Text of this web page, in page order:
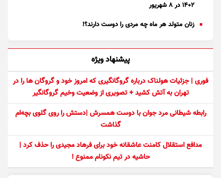
۱۴۰۲ در ۸ شهریور
زنان متولد هر ماه چه مردی را دوست دارند؟!
پیشنهاد ویژه
فوری | جزئیات هولناک درباره گروگانگیری که امروز خود و گروگان ها را در
تهران به آتش کشید + تصویری از وضعیت وخیم گروگانگیر
رابطه شیطانی مرد جوان با دوست همسرش |دستش را روی گلوی بچه‌ام
گذاشت
مدافع استقلال کامنت عاشقانه خود برای فرهاد مجیدی را حذف کرد |
حاشیه در تیم نکونام ممنوع !